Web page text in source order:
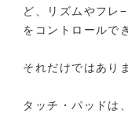
ど、リズムやフレ
をコントロールで
それだけではあり
タッチ・パッドは